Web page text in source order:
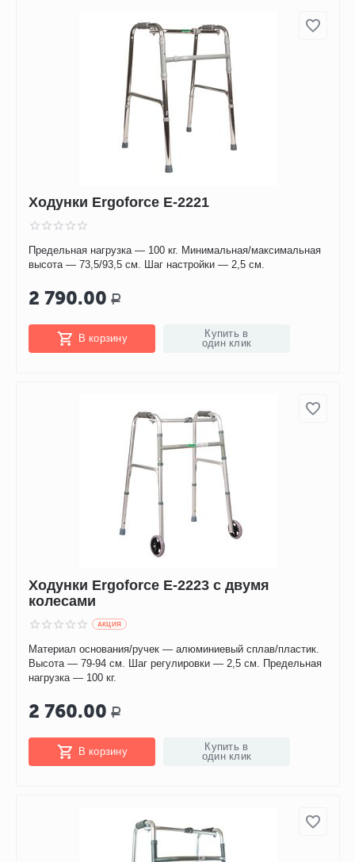
Ходунки Ergoforce Е-2221
Предельная нагрузка — 100 кг. Минимальная/максимальная
высота — 73,5/93,5 см. Шаг настройки — 2,5 см.
2 790.00 Р
В корзину
Купить в
один клик
Ходунки Ergoforce Е-2223 с двумя
колесами
AКЦИЯ
Материал основания/ручек — алюминиевый сплав/пластик.
Высота — 79-94 см. Шаг регулировки — 2,5 см. Предельная
нагрузка — 100 кг.
2 760.00 Р
В корзину
Купить в
один клик